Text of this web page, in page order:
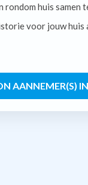
rondom huis samen
voor jouw huis
AANNEMER(S)